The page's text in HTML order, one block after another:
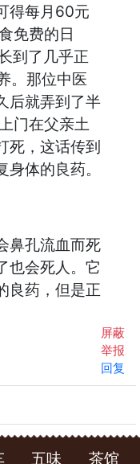
得每月60元
免费的日
到了几乎正
。那位中医
后就弄到了半
门在父亲土
死，这话传到
体的良药。
鼻孔流血而死
也会死人。它
良药，但是正
屏蔽
举报
回复
五味 茶馆